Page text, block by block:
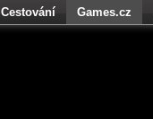
Cestování Games.cz